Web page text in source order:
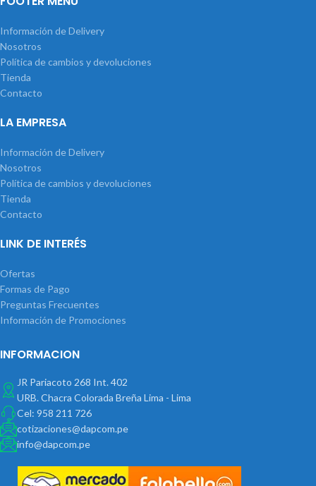
Información de Delivery
Nosotros
Política de cambios y devoluciones
Tienda
Contacto
LA EMPRESA
Información de Delivery
Nosotros
Política de cambios y devoluciones
Tienda
Contacto
LINK DE INTERÉS
Ofertas
Formas de Pago
Preguntas Frecuentes
Información de Promociones
INFORMACION
JR Pariacoto 268 Int. 402
URB. Chacra Colorada Breña Lima - Lima
Cel: 958 211 726
cotizaciones@dapcom.pe
info@dapcom.pe